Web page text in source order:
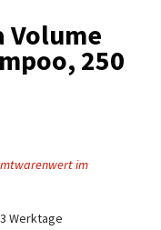
Volume
250
im
Werktage